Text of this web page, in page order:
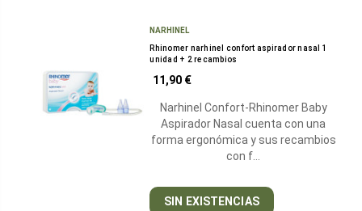
NARHINEL
Rhinomer narhinel confort aspirador nasal 1
unidad + 2 recambios
11,90 €
Narhinel Confort-Rhinomer Baby
Aspirador Nasal cuenta con una
forma ergonómica y sus recambios
con f…
SIN EXISTENCIAS